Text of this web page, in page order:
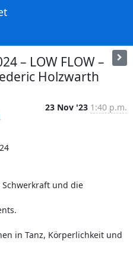
– LOW FLOW –
Holzwarth
23 Nov '23 1:40 p.m.
in Tanz, Körperlichkeit und